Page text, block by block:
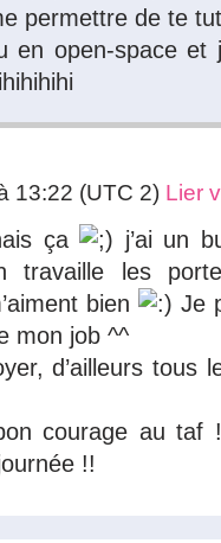
permettre de te
en open-space et
13:22 (UTC 2) Lier
ça
j’ai un
travaille les
bien
Je
mon job ^^
d’ailleurs tous
courage au taf
!!